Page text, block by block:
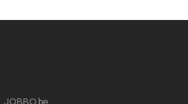
JOBBO.be